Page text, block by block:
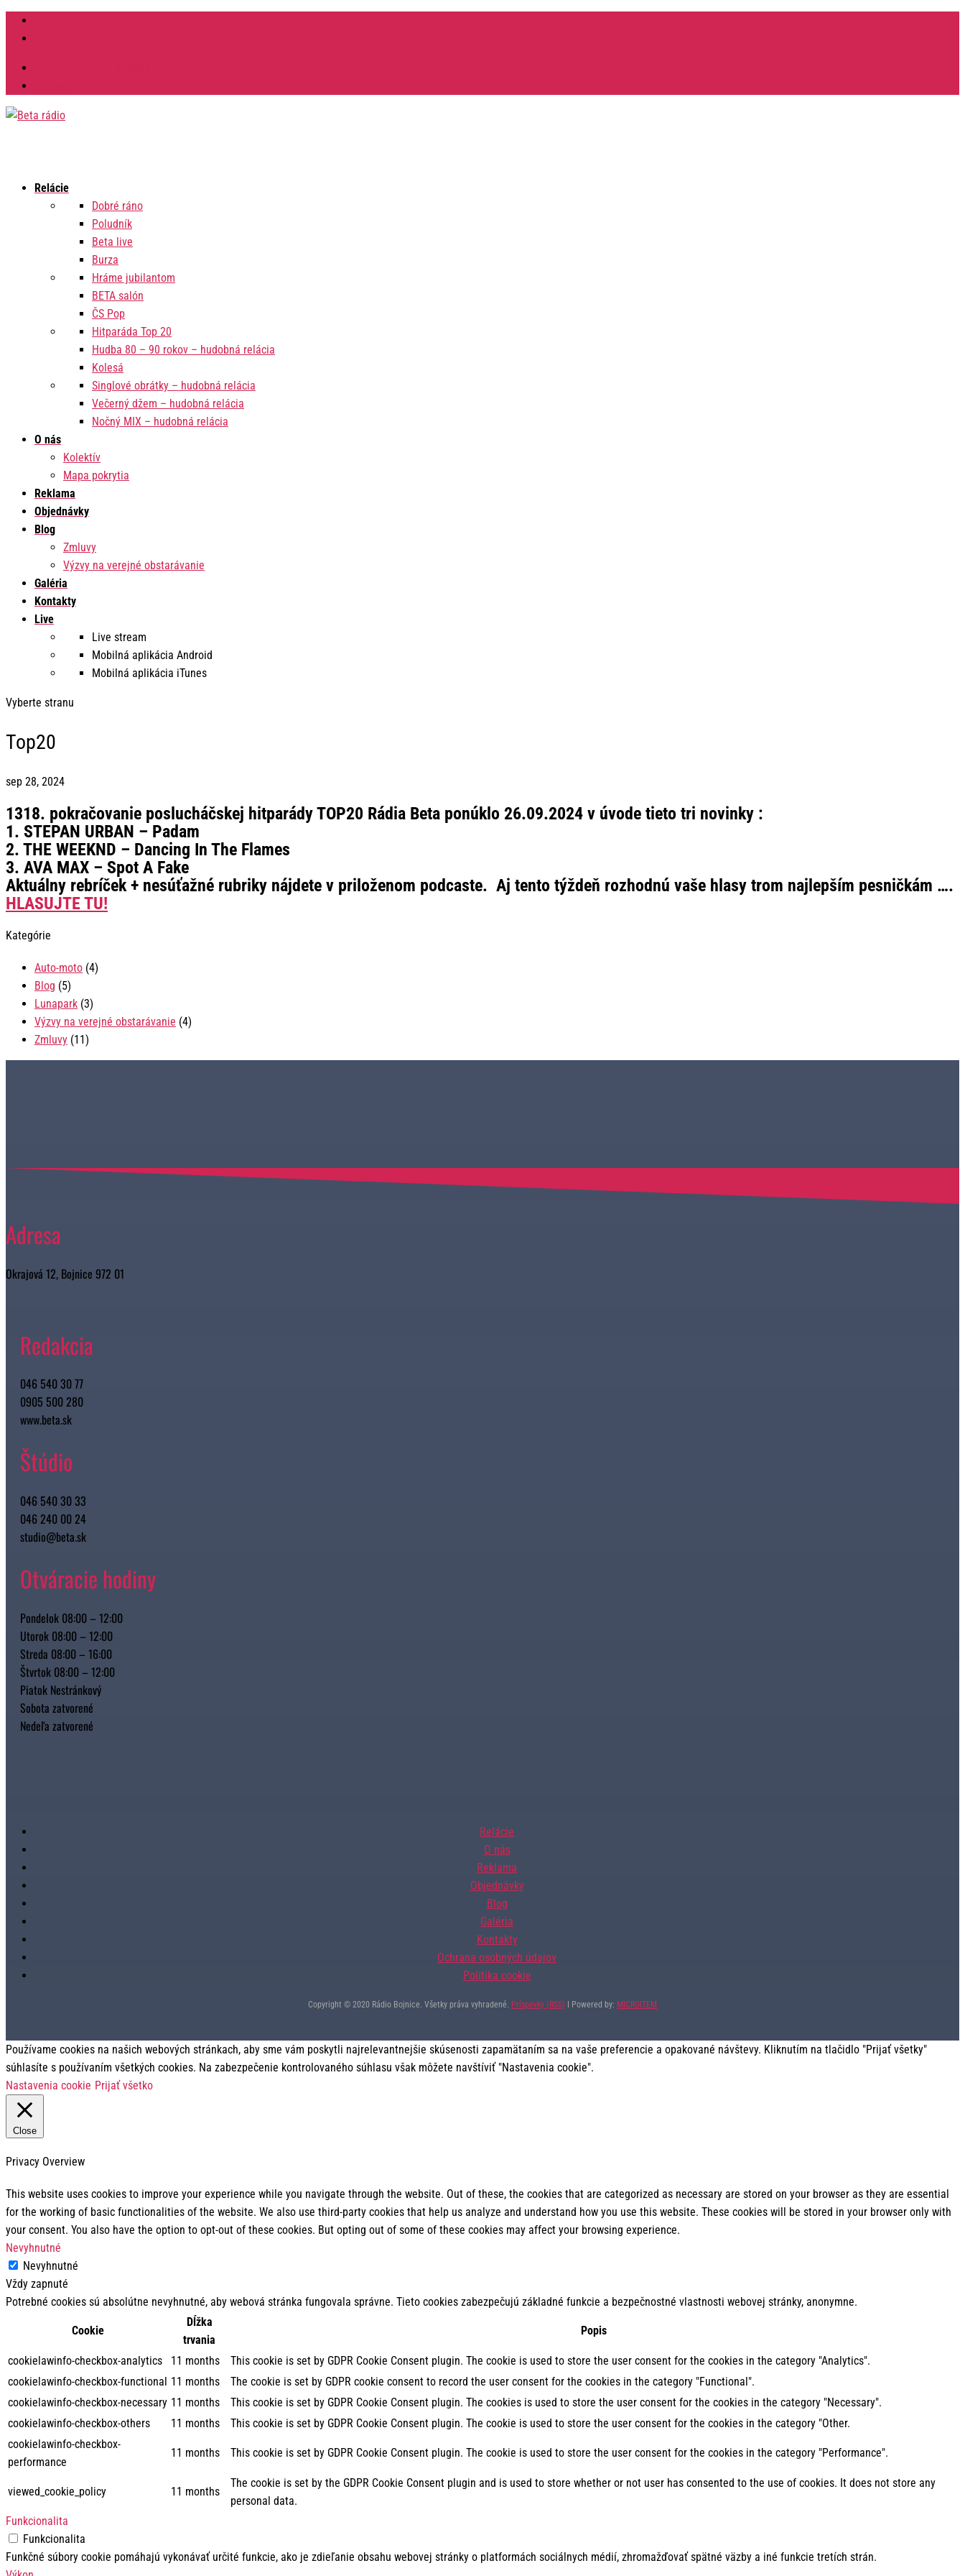
Relácie
Dobré ráno
Poludník
Beta live
Burza
Hráme jubilantom
BETA salón
ČS Pop
Hitparáda Top 20
Hudba 80 – 90 rokov – hudobná relácia
Kolesá
Singlové obrátky – hudobná relácia
Večerný džem – hudobná relácia
Nočný MIX – hudobná relácia
O nás
Kolektív
Mapa pokrytia
Reklama
Objednávky
Blog
Zmluvy
Výzvy na verejné obstarávanie
Galéria
Kontakty
Live
Live stream
Mobilná aplikácia Android
Mobilná aplikácia iTunes
Vyberte stranu
Top20
sep 28, 2024
1318. pokračovanie poslucháčskej hitparády TOP20 Rádia Beta ponúklo 26.09.2024 v úvode tieto tri novinky :
1. STEPAN URBAN – Padam
2. THE WEEKND – Dancing In The Flames
3. AVA MAX – Spot A Fake
Aktuálny rebríček + nesúťažné rubriky nájdete v priloženom podcaste. Aj tento týždeň rozhodnú vaše hlasy trom najlepším pesničkám ….
HLASUJTE TU!
Kategórie
Auto-moto (4)
Blog (5)
Lunapark (3)
Výzvy na verejné obstarávanie (4)
Zmluvy (11)
Adresa
Okrajová 12, Bojnice 972 01
Redakcia
046 540 30 77
0905 500 280
www.beta.sk
Štúdio
046 540 30 33
046 240 00 24
studio@beta.sk
Otváracie hodiny
Pondelok 08:00 – 12:00
Utorok 08:00 – 12:00
Streda 08:00 – 16:00
Štvrtok 08:00 – 12:00
Piatok Nestránkový
Sobota zatvorené
Nedeľa zatvorené
Relácie
O nás
Reklama
Objednávky
Blog
Galéria
Kontakty
Ochrana osobných údajov
Politika cookie
Copyright © 2020 Rádio Bojnice. Všetky práva vyhradené. Príspevky (RSS) I Powered by: MICROITEM
Používame cookies na našich webových stránkach, aby sme vám poskytli najrelevantnejšie skúsenosti zapamätaním sa na vaše preferencie a opakované návštevy. Kliknutím na tlačidlo "Prijať všetky"
súhlasíte s používaním všetkých cookies. Na zabezpečenie kontrolovaného súhlasu však môžete navštíviť "Nastavenia cookie".
Nastavenia cookie Prijať všetko
Close
Privacy Overview
This website uses cookies to improve your experience while you navigate through the website. Out of these, the cookies that are categorized as necessary are stored on your browser as they are essential
for the working of basic functionalities of the website. We also use third-party cookies that help us analyze and understand how you use this website. These cookies will be stored in your browser only with
your consent. You also have the option to opt-out of these cookies. But opting out of some of these cookies may affect your browsing experience.
Nevyhnutné
Nevyhnutné
Vždy zapnuté
Potrebné cookies sú absolútne nevyhnutné, aby webová stránka fungovala správne. Tieto cookies zabezpečujú základné funkcie a bezpečnostné vlastnosti webovej stránky, anonymne.
Cookie
Dĺžka
trvania
Popis
cookielawinfo-checkbox-analytics 11 months
This cookie is set by GDPR Cookie Consent plugin. The cookie is used to store the user consent for the cookies in the category "Analytics".
cookielawinfo-checkbox-functional 11 months
The cookie is set by GDPR cookie consent to record the user consent for the cookies in the category "Functional".
cookielawinfo-checkbox-necessary 11 months
This cookie is set by GDPR Cookie Consent plugin. The cookies is used to store the user consent for the cookies in the category "Necessary".
cookielawinfo-checkbox-others
11 months
This cookie is set by GDPR Cookie Consent plugin. The cookie is used to store the user consent for the cookies in the category "Other.
cookielawinfo-checkbox-
performance
11 months This cookie is set by GDPR Cookie Consent plugin. The cookie is used to store the user consent for the cookies in the category "Performance".
viewed_cookie_policy 11 months
The cookie is set by the GDPR Cookie Consent plugin and is used to store whether or not user has consented to the use of cookies. It does not store any
personal data.
Funkcionalita
Funkcionalita
Funkčné súbory cookie pomáhajú vykonávať určité funkcie, ako je zdieľanie obsahu webovej stránky o platformách sociálnych médií, zhromažďovať spätné väzby a iné funkcie tretích strán.